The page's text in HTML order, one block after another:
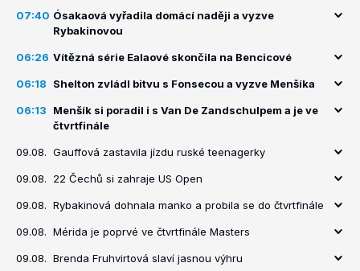
07:40 Ósakaová vyřadila domácí naději a vyzve
Rybakinovou
06:26 Vítězná série Ealaové skončila na Bencicové
06:18 Shelton zvládl bitvu s Fonsecou a vyzve Menšíka
06:13
Menšík si poradil i s Van De Zandschulpem a je ve
čtvrtfinále
09.08. Gauffová zastavila jízdu ruské teenagerky
09.08. 22 Čechů si zahraje US Open
09.08. Rybakinová dohnala manko a probila se do čtvrtfinále
09.08. Mérida je poprvé ve čtvrtfinále Masters
09.08. Brenda Fruhvirtová slaví jasnou výhru